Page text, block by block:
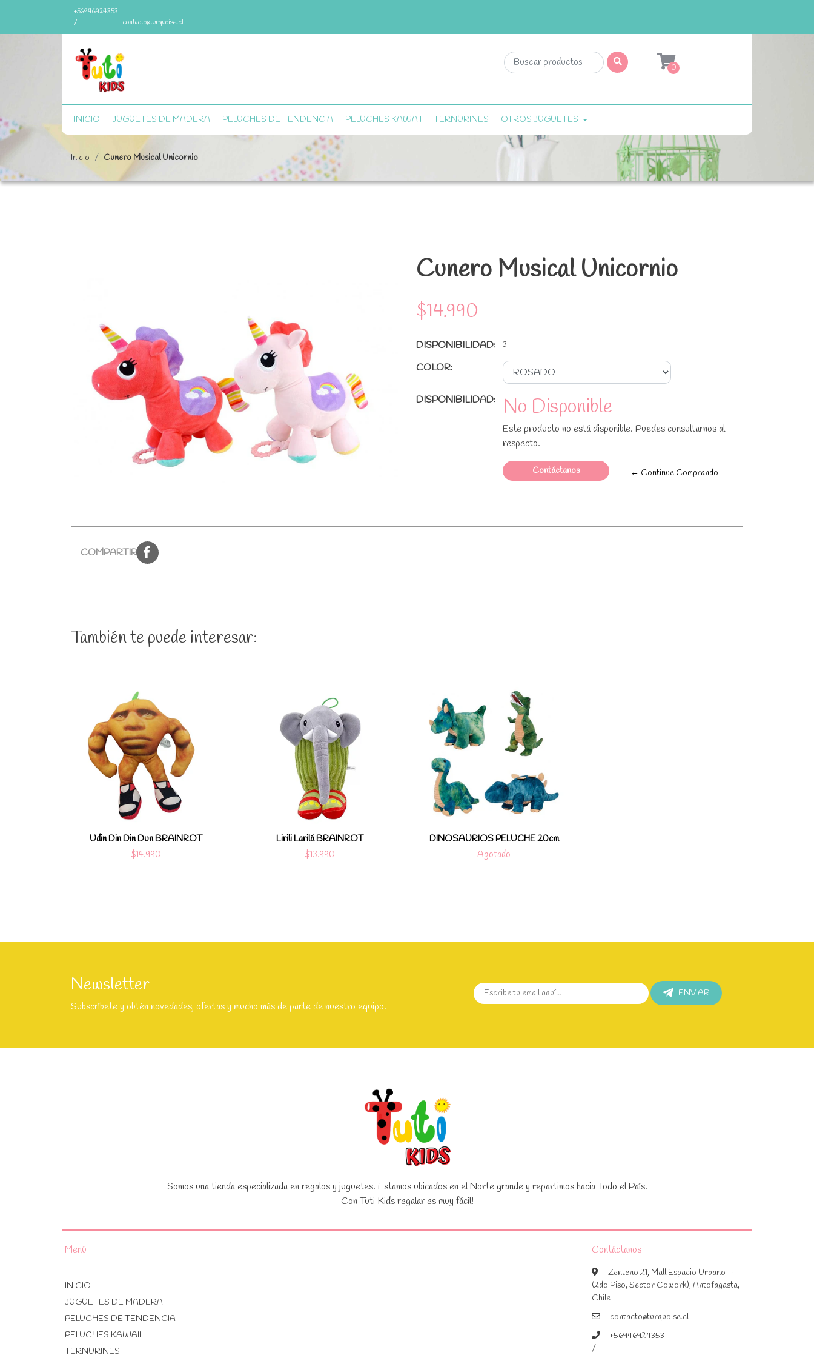
+56946924353
/
contacto@turquoise.cl
0
INICIO JUGUETES DE MADERA PELUCHES DE TENDENCIA PELUCHES KAWAII TERNURINES OTROS JUGUETES
Inicio Cunero Musical Unicornio
Cunero Musical Unicornio
$14.990
DISPONIBILIDAD: 3
COLOR:
DISPONIBILIDAD: No Disponible
Este producto no está disponible. Puedes consultarnos al
respecto.
Contáctanos ← Continue Comprando
COMPARTIR:
También te puede interesar:
Udin Din Din Dun BRAINROT
$14.990
Ver detalles
Lirili Larilá BRAINROT
$13.990
Ver detalles
DINOSAURIOS PELUCHE 20cm
Agotado
Newsletter
Subscríbete y obtén novedades, ofertas y mucho más de parte de nuestro equipo.
ENVIAR
Somos una tienda especializada en regalos y juguetes. Estamos ubicados en el Norte grande y repartimos hacia Todo el País.
Con Tuti Kids regalar es muy fácil!
Menú
INICIO
JUGUETES DE MADERA
PELUCHES DE TENDENCIA
PELUCHES KAWAII
TERNURINES
Contáctanos
Zenteno 21, Mall Espacio Urbano –
(2do Piso, Sector Cowork), Antofagasta,
Chile
contacto@turquoise.cl
+56946924353
/